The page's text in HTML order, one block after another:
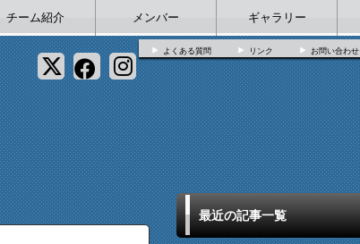
チーム紹介 メンバー ギャラリー
よくある質問 リンク お問い合わせ
最近の記事一覧